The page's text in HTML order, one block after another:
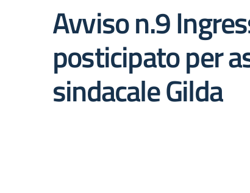
Avviso n.9
posticipato per
sindacale Gilda